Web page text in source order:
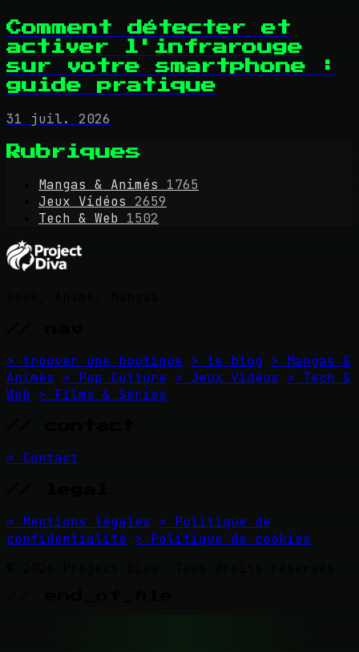
Comment détecter et
activer l'infrarouge
sur votre smartphone :
guide pratique
31 juil. 2026
Rubriques
Mangas & Animés
1765
Jeux Vidéos
2659
Tech & Web 1502
> trouver une boutique > le blog > Mangas &
Animés
> Pop Culture > Jeux Vidéos
> Tech &
Web > Films & Séries
> Contact
> Mentions légales
> Politique de
confidentialité > Politique de cookies